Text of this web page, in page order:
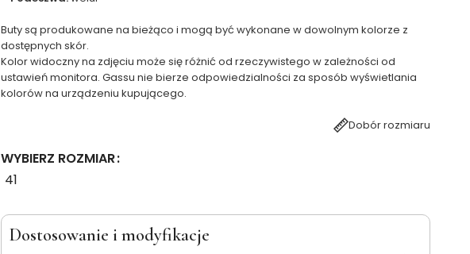
Buty są produkowane na bieżąco i mogą być wykonane w dowolnym kolorze z
dostępnych skór.
Kolor widoczny na zdjęciu może się różnić od rzeczywistego w zależności od
ustawień monitora. Gassu nie bierze odpowiedzialności za sposób wyświetlania
kolorów na urządzeniu kupującego.
Dobór rozmiaru
WYBIERZ ROZMIAR
41
Dostosowanie i modyfikacje